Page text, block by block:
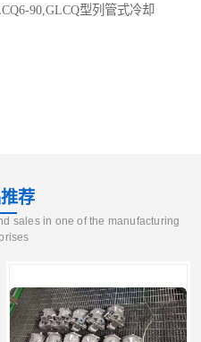
90,GLCQ型列管式冷却
荐
sales in one of the manufacturing